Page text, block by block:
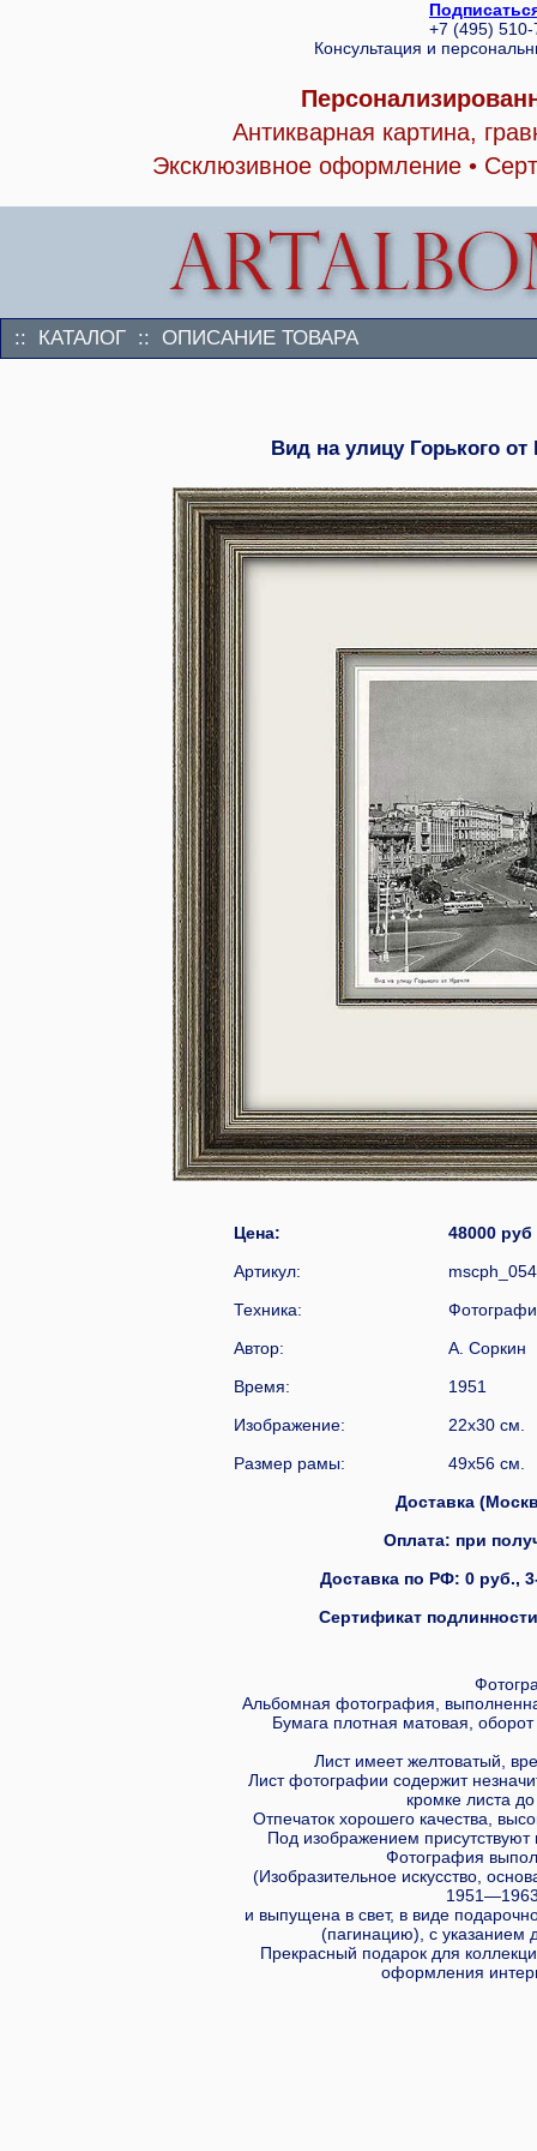
+7 (495)
Консультация и
Антикварная картина,
Эксклюзивное оформление •
:: КАТАЛОГ :: ОПИСАНИЕ ТОВАРА
Вид на улицу Горького
Цена:
48000
Артикул:
mscph_054
Техника:
Автор:
А. Соркин
Время:
1951
Изображение:
22x30 см.
Размер рамы:
49x56 см.
Доставка
Оплата: при
Доставка по РФ: 0 руб.,
Сертификат
Альбомная фотография,
Бумага плотная матовая,
Лист имеет желтоватый,
Лист фотографии содержит
кромке листа
Отпечаток хорошего качества,
Под изображением
Фотография
(Изобразительное искусство,
1951—1963
и выпущена в свет, в виде
(пагинацию), с указанием
Прекрасный подарок для
оформления